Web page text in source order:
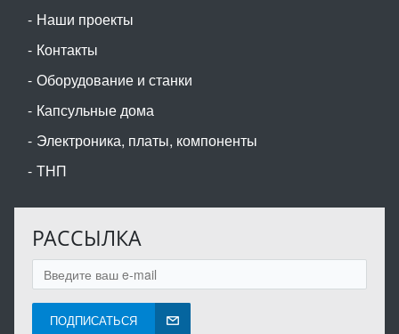
Наши проекты
Контакты
Оборудование и станки
Капсульные дома
Электроника, платы, компоненты
ТНП
РАССЫЛКА
ПОДПИСАТЬСЯ